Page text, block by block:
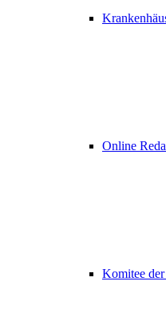
Online
Komitee